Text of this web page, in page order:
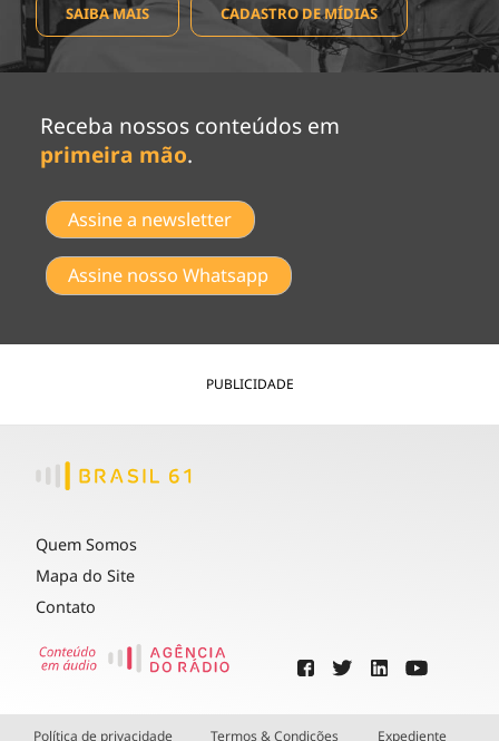
SAIBA MAIS CADASTRO DE MÍDIAS
Receba nossos conteúdos em
primeira mão.
Assine a newsletter
Assine nosso Whatsapp
PUBLICIDADE
Quem Somos
Mapa do Site
Contato
Política de privacidade Termos & Condições Expediente